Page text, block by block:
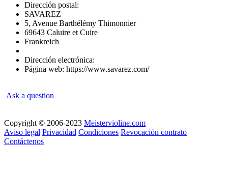
Dirección postal:
SAVAREZ
5, Avenue Barthélémy Thimonnier
69643 Caluire et Cuire
Frankreich
Dirección electrónica:
Página web: https://www.savarez.com/
Ask a question
Copyright © 2006-2023 Meistervioline.com
Aviso legal Privacidad Condiciones Revocación contrato
Contáctenos